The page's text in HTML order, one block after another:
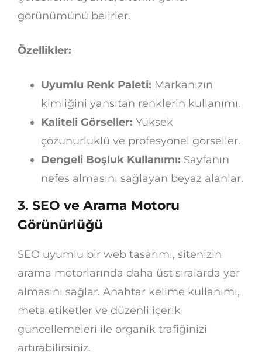
görünümünü belirler.
Özellikler:
Uyumlu Renk Paleti: Markanızın
kimliğini yansıtan renklerin kullanımı.
Kaliteli Görseller: Yüksek
çözünürlüklü ve profesyonel görseller.
Dengeli Boşluk Kullanımı: Sayfanın
nefes almasını sağlayan beyaz alanlar.
3. SEO ve Arama Motoru
Görünürlüğü
SEO uyumlu bir web tasarımı, sitenizin
arama motorlarında daha üst sıralarda yer
almasını sağlar. Anahtar kelime kullanımı,
meta etiketler ve düzenli içerik
güncellemeleri ile organik trafiğinizi
artırabilirsiniz.